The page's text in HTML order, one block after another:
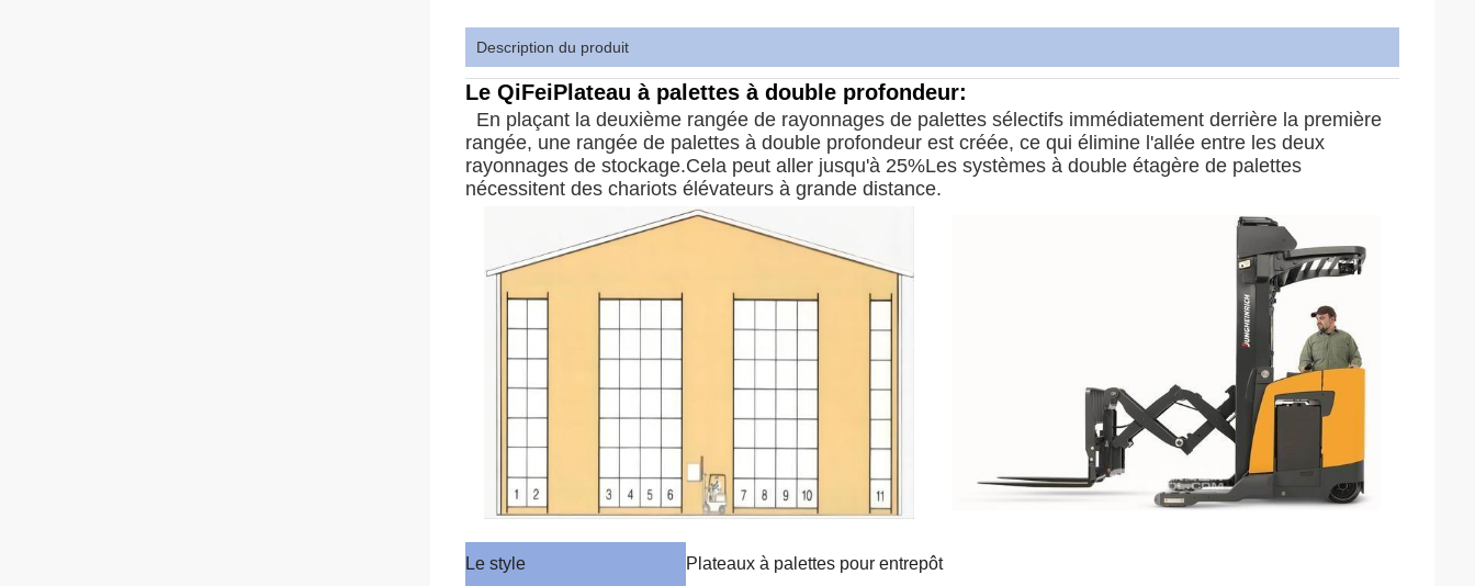
Description du produit
Le QiFeiPlateau à palettes à double profondeur:
En plaçant la deuxième rangée de rayonnages de palettes sélectifs immédiatement derrière la première
rangée, une rangée de palettes à double profondeur est créée, ce qui élimine l'allée entre les deux
rayonnages de stockage.Cela peut aller jusqu'à 25%Les systèmes à double étagère de palettes
nécessitent des chariots élévateurs à grande distance.
Le style Plateaux à palettes pour entrepôt